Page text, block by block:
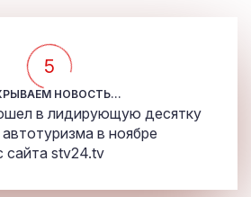
5
НОВОСТЬ...
в лидирующую десятку
в ноябре
сайта stv24.tv